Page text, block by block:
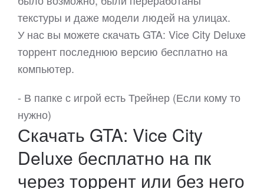
текстуры и даже модели людей на улицах.
У нас вы можете скачать GTA: Vice City Deluxe
торрент последнюю версию бесплатно на
компьютер.
- В папке с игрой есть Трейнер (Если кому то
нужно)
Скачать GTA: Vice City
Deluxe бесплатно на пк
через торрент или без него